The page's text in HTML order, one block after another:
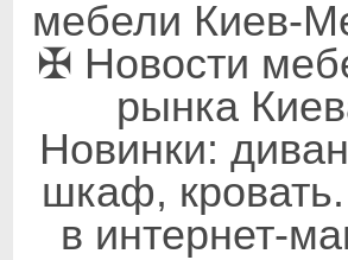
мебели Киев-
✠ Новости
рынка
Новинки:
шкаф,
в интернет-